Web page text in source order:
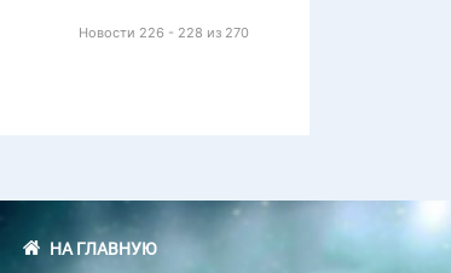
Новости 226 - 228 из 270
НА ГЛАВНУЮ